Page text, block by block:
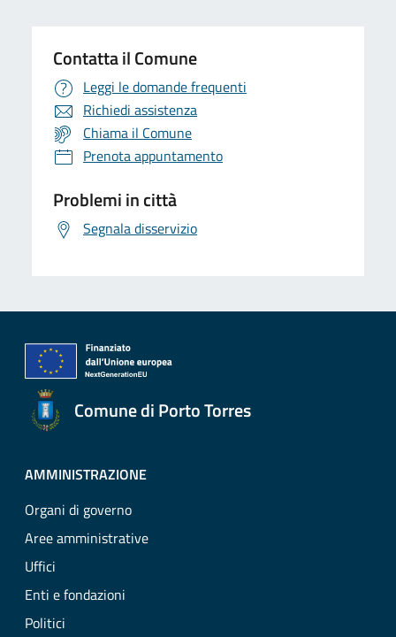
Contatta il Comune
Leggi le domande frequenti
Richiedi assistenza
Chiama il Comune
Prenota appuntamento
Problemi in città
Segnala disservizio
Comune di Porto Torres
AMMINISTRAZIONE
Organi di governo
Aree amministrative
Uffici
Enti e fondazioni
Politici